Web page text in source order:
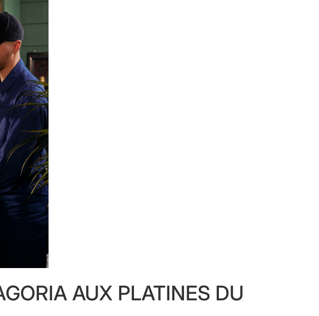
AUX PLATINES DU